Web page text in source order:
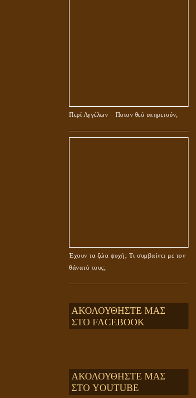
Περί Αγγέλων – Ποιον θεό υπηρετούν;
Έχουν τα ζώα ψυχή; Τι συμβαίνει με τον
θάνατό τους;
ΑΚΟΛΟΥΘΗΣΤΕ ΜΑΣ
ΣΤΟ FACEBOOK
ΑΚΟΛΟΥΘΗΣΤΕ ΜΑΣ
ΣΤΟ YOUTUBE